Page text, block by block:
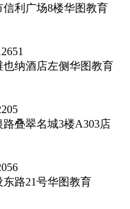
利广场8楼华图教育
纳酒店左侧华图教育
叠翠名城3楼A303店
路21号华图教育